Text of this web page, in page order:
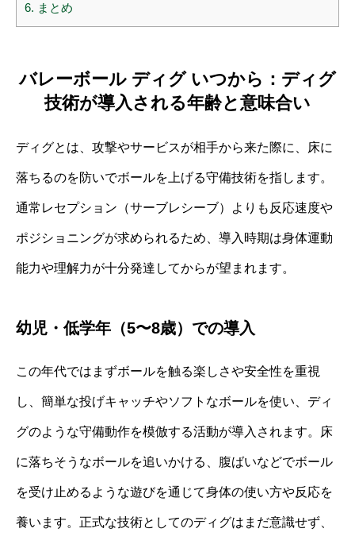
6. まとめ
バレーボール ディグ いつから：ディグ
技術が導入される年齢と意味合い
ディグとは、攻撃やサービスが相手から来た際に、床に
落ちるのを防いでボールを上げる守備技術を指します。
通常レセプション（サーブレシーブ）よりも反応速度や
ポジショニングが求められるため、導入時期は身体運動
能力や理解力が十分発達してからが望まれます。
幼児・低学年（5〜8歳）での導入
この年代ではまずボールを触る楽しさや安全性を重視
し、簡単な投げキャッチやソフトなボールを使い、ディ
グのような守備動作を模倣する活動が導入されます。床
に落ちそうなボールを追いかける、腹ばいなどでボール
を受け止めるような遊びを通じて身体の使い方や反応を
養います。正式な技術としてのディグはまだ意識せず、